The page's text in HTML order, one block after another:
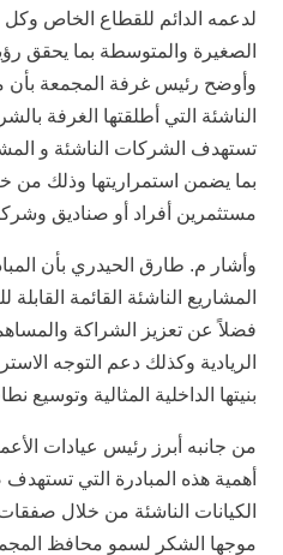
لدعمه الدائم للقطاع الخاص
الصغيرة والمتوسطة بما يحقق
وأوضح رئيس غرفة المجمعة بأن
الناشئة التي أطلقتها الغرفة
تستهدف الشركات الناشئة و
بما يضمن استمراريتها وذلك من
مستثمرين أفراد أو صناديق
وأشار م. طارق الحيدري بأن
المشاريع الناشئة القائمة القابلة
فضلاً عن تعزيز الشراكة
الريادية وكذلك دعم التوجه
بنيتها الداخلية المثالية وتوسيع
من جانبه أبرز رئيس عيادات
أهمية هذه المبادرة التي
الكيانات الناشئة من خلال صفقات
موجها الشكر لسمو محافظ